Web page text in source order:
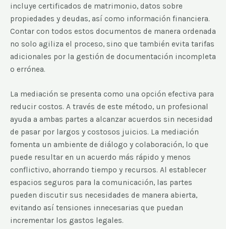
incluye certificados de matrimonio, datos sobre
propiedades y deudas, así como información financiera.
Contar con todos estos documentos de manera ordenada
no solo agiliza el proceso, sino que también evita tarifas
adicionales por la gestión de documentación incompleta
o errónea.
La mediación se presenta como una opción efectiva para
reducir costos. A través de este método, un profesional
ayuda a ambas partes a alcanzar acuerdos sin necesidad
de pasar por largos y costosos juicios. La mediación
fomenta un ambiente de diálogo y colaboración, lo que
puede resultar en un acuerdo más rápido y menos
conflictivo, ahorrando tiempo y recursos. Al establecer
espacios seguros para la comunicación, las partes
pueden discutir sus necesidades de manera abierta,
evitando así tensiones innecesarias que puedan
incrementar los gastos legales.